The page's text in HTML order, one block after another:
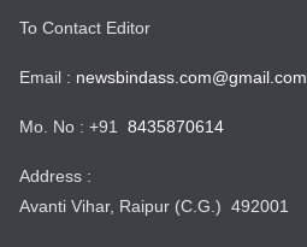
To Contact Editor
Email : newsbindass.com@gmail.com
Mo. No : +91 8435870614
Address :
Avanti Vihar, Raipur (C.G.) 492001